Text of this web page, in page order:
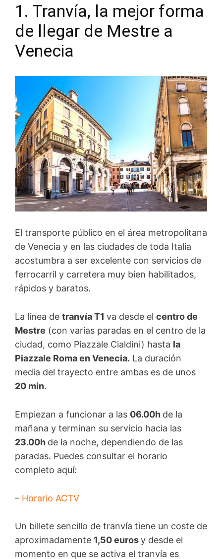
1. Tranvía, la mejor forma
de llegar de Mestre a
Venecia
El transporte público en el área metropolitana
de Venecia y en las ciudades de toda Italia
acostumbra a ser excelente con servicios de
ferrocarril y carretera muy bien habilitados,
rápidos y baratos.
La línea de tranvía T1 va desde el centro de
Mestre (con varias paradas en el centro de la
ciudad, como Piazzale Cialdini) hasta la
Piazzale Roma en Venecia. La duración
media del trayecto entre ambas es de unos
20 min.
Empiezan a funcionar a las 06.00h de la
mañana y terminan su servicio hacia las
23.00h de la noche, dependiendo de las
paradas. Puedes consultar el horario
completo aquí:
– Horario ACTV
Un billete sencillo de tranvía tiene un coste de
aproximadamente 1,50 eurosy desde el
momento en que se activa el tranvía es